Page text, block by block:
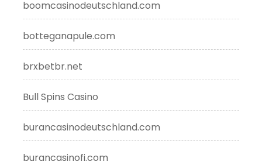
boomcasinodeutschland.com
botteganapule.com
brxbetbr.net
Bull Spins Casino
burancasinodeutschland.com
burancasinofi.com